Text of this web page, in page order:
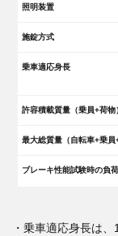
照明装置
施錠方式
乗車適応身長
許容積載質量（乗員+荷物）
最大総質量（自転車+乗員
ブレーキ性能試験時の負
・乗車適応身長は